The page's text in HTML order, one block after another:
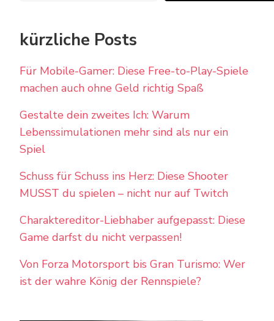
kürzliche Posts
Für Mobile-Gamer: Diese Free-to-Play-Spiele
machen auch ohne Geld richtig Spaß
Gestalte dein zweites Ich: Warum
Lebenssimulationen mehr sind als nur ein
Spiel
Schuss für Schuss ins Herz: Diese Shooter
MUSST du spielen – nicht nur auf Twitch
Charaktereditor-Liebhaber aufgepasst: Diese
Game darfst du nicht verpassen!
Von Forza Motorsport bis Gran Turismo: Wer
ist der wahre König der Rennspiele?